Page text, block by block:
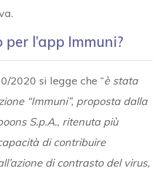
l’app Immuni?
2020 si legge che “è stata
“Immuni”, proposta dalla
S.p.A., ritenuta più
di contribuire
di contrasto del virus,